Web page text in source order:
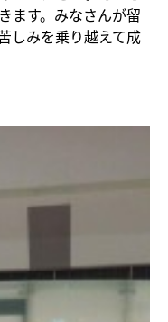
ます。みなさんが留
しみを乗り越えて成